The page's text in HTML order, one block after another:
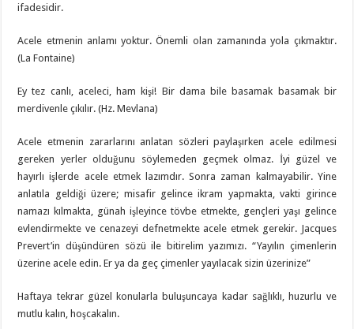
ifadesidir.
Acele etmenin anlamı yoktur. Önemli olan zamanında yola çıkmaktır.
(La Fontaine)
Ey tez canlı, aceleci, ham kişi! Bir dama bile basamak basamak bir
merdivenle çıkılır. (Hz. Mevlana)
Acele etmenin zararlarını anlatan sözleri paylaşırken acele edilmesi
gereken yerler olduğunu söylemeden geçmek olmaz. İyi güzel ve
hayırlı işlerde acele etmek lazımdır. Sonra zaman kalmayabilir. Yine
anlatıla geldiği üzere; misafir gelince ikram yapmakta, vakti girince
namazı kılmakta, günah işleyince tövbe etmekte, gençleri yaşı gelince
evlendirmekte ve cenazeyi defnetmekte acele etmek gerekir. Jacques
Prevert’in düşündüren sözü ile bitirelim yazımızı. “Yayılın çimenlerin
üzerine acele edin. Er ya da geç çimenler yayılacak sizin üzerinize”
Haftaya tekrar güzel konularla buluşuncaya kadar sağlıklı, huzurlu ve
mutlu kalın, hoşcakalın.